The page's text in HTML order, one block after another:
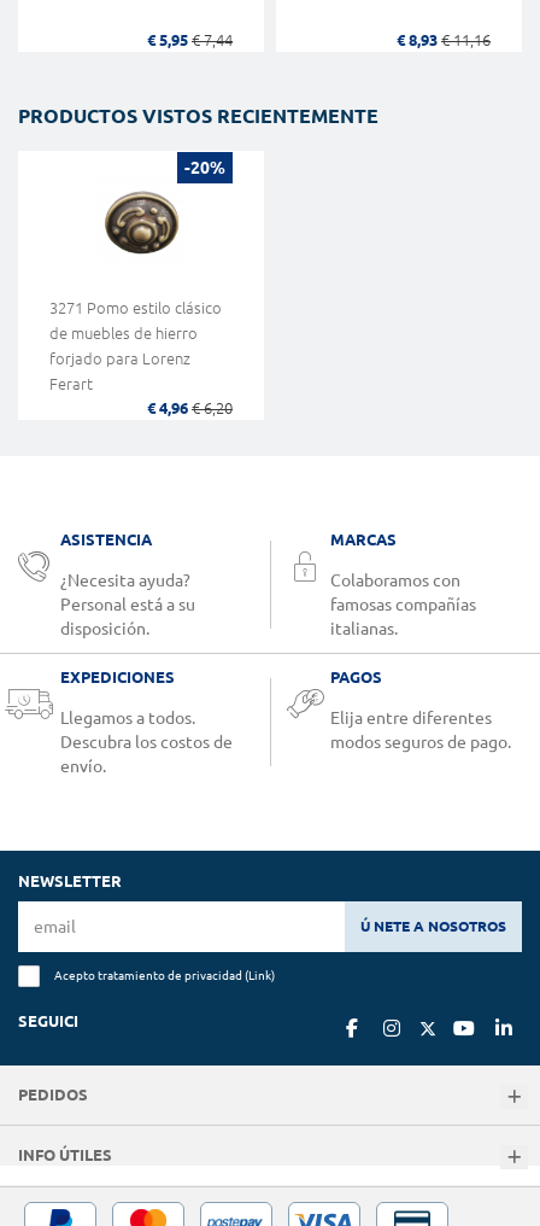
€ 5,95 € 7,44 € 8,93 € 11,16
PRODUCTOS VISTOS RECIENTEMENTE
-20%
3271 Pomo estilo clásico
de muebles de hierro
forjado para Lorenz
Ferart
€ 4,96 € 6,20
ASISTENCIA
¿Necesita ayuda?
Personal está a su
disposición.
MARCAS
Colaboramos con
famosas compañías
italianas.
EXPEDICIONES
Llegamos a todos.
Descubra los costos de
envío.
PAGOS
Elija entre diferentes
modos seguros de pago.
NEWSLETTER
Ú NETE A NOSOTROS
Acepto tratamiento de privacidad (Link)
SEGUICI
PEDIDOS
INFO ÚTILES